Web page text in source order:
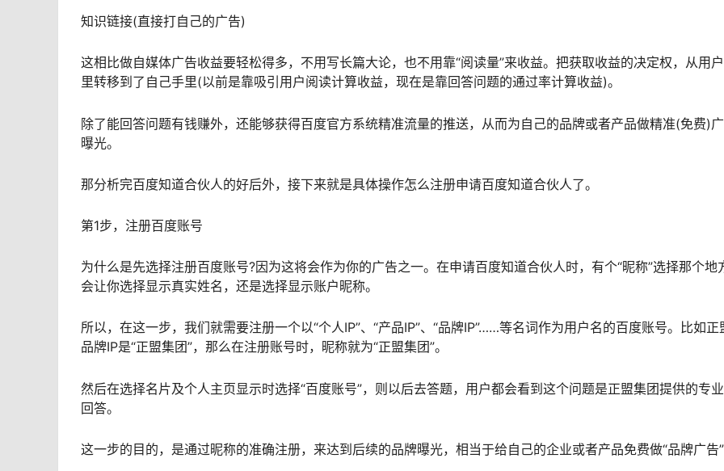
知识链接(直接打自己的广告)
这相比做自媒体广告收益要轻松得多，不用写长篇大论，也不用靠“阅读量”来收益。把获取收益的决定权，从用
里转移到了自己手里(以前是靠吸引用户阅读计算收益，现在是靠回答问题的通过率计算收益)。
除了能回答问题有钱赚外，还能够获得百度官方系统精准流量的推送，从而为自己的品牌或者产品做精准(免费)
曝光。
那分析完百度知道合伙人的好后外，接下来就是具体操作怎么注册申请百度知道合伙人了。
第1步，注册百度账号
为什么是先选择注册百度账号?因为这将会作为你的广告之一。在申请百度知道合伙人时，有个“昵称”选择那个地
会让你选择显示真实姓名，还是选择显示账户昵称。
所以，在这一步，我们就需要注册一个以“个人IP”、“产品IP”、“品牌IP”……等名词作为用户名的百度账号。比如正
品牌IP是“正盟集团”，那么在注册账号时，昵称就为“正盟集团”。
然后在选择名片及个人主页显示时选择“百度账号”，则以后去答题，用户都会看到这个问题是正盟集团提供的专
回答。
这一步的目的，是通过昵称的准确注册，来达到后续的品牌曝光，相当于给自己的企业或者产品免费做“品牌广告”